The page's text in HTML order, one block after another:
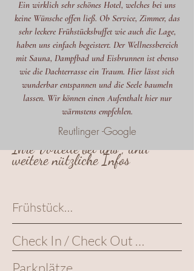
Ihre Vorteile bei uns , und
weitere nützliche Infos
Ein wirklich sehr schönes Hotel, welches bei uns
keine Wünsche offen ließ. Ob Service, Zimmer, das
sehr leckere Frühstücksbuffet wie auch die Lage,
haben uns einfach begeistert. Der Wellnessbereich
mit Sauna, Dampfbad und Eisbrunnen ist ebenso
wie die Dachterrasse ein Traum. Hier lässt sich
wunderbar entspannen und die Seele baumeln
lassen. Wir können einen Aufenthalt hier nur
wärmstens empfehlen.
Reutlinger -Google
Frühstück
Unsere Frühstückzeiten sind
täglich von 8:00 bis 10:30
Uhr.
Check In / Check Out
Check In ist ab 15 Uhr bis
Parkplätze